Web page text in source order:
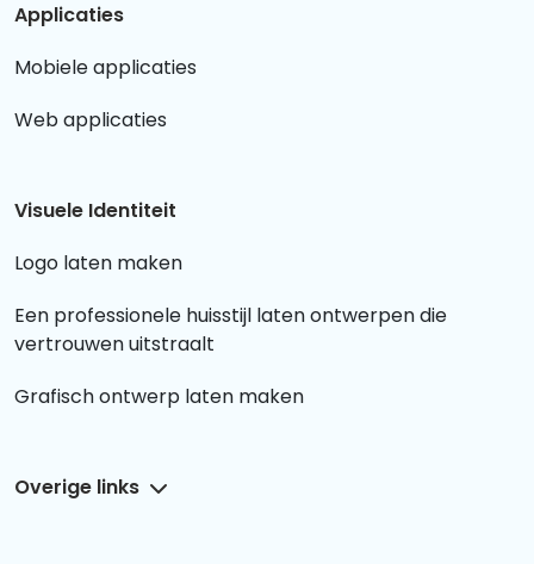
Applicaties
Mobiele applicaties
Web applicaties
Visuele Identiteit
Logo laten maken
Een professionele huisstijl laten ontwerpen die
vertrouwen uitstraalt
Grafisch ontwerp laten maken
Overige links